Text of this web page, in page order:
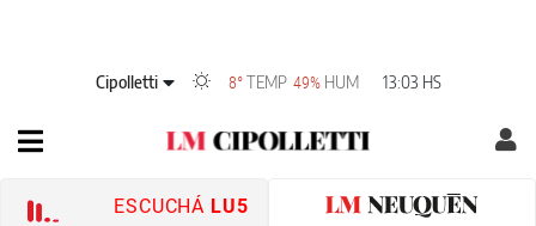
Cipolletti 8° TEMP 49% HUM 13:03 HS
ESCUCHÁ LU5